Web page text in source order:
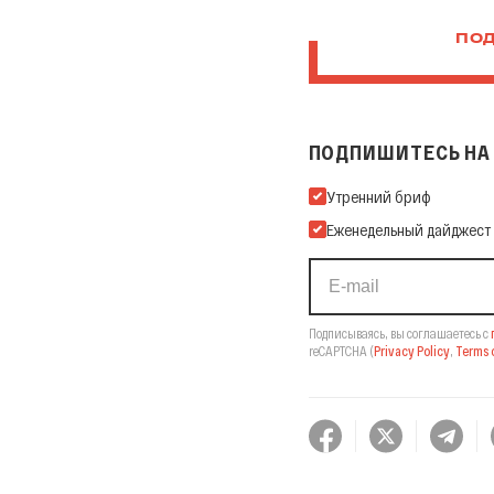
ПОДПИШИТЕСЬ НА
Подпишитесь на нашу
Утренний бриф
Еженедельный дайджест
Подписываясь, вы соглашаетесь с
reCAPTCHA (Privacy Policy, Terms